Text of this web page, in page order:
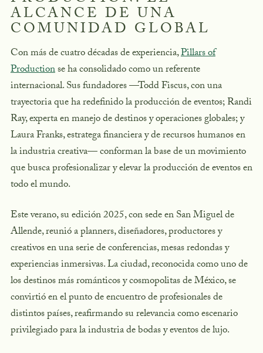
ALCANCE DE UNA
COMUNIDAD GLOBAL
Con más de cuatro décadas de experiencia,Pillars of
Productionse ha consolidado como un referente
internacional. Sus fundadores —Todd Fiscus, con una
trayectoria que ha redefinido la producción de eventos; Randi
Ray, experta en manejo de destinos y operaciones globales; y
Laura Franks, estratega financiera y de recursos humanos en
la industria creativa— conforman la base de un movimiento
que busca profesionalizar y elevar la producción de eventos en
todo el mundo.
Este verano, su edición 2025, con sede en San Miguel de
Allende, reunió a planners, diseñadores, productores y
creativos en una serie de conferencias, mesas redondas y
experiencias inmersivas. La ciudad, reconocida como uno de
los destinos más románticos y cosmopolitas de México, se
convirtió en el punto de encuentro de profesionales de
distintos países, reafirmando su relevancia como escenario
privilegiado para la industria de bodas y eventos de lujo.